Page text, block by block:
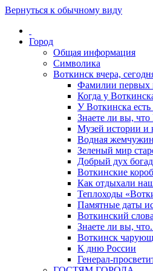
Вернуться к обычному виду
Город
Общая информация
Символика
Воткинск вчера,
Фамилии первых
Когда у
У Воткинска
Знаете ли вы, что
Музей истории и
Водная
Зеленый мир
Добрый дух
Воткинские
Как отдыхали
Теплоходы
Памятные даты
Воткинский
Знаете ли вы,
Воткинск
К дню России
Генерал-